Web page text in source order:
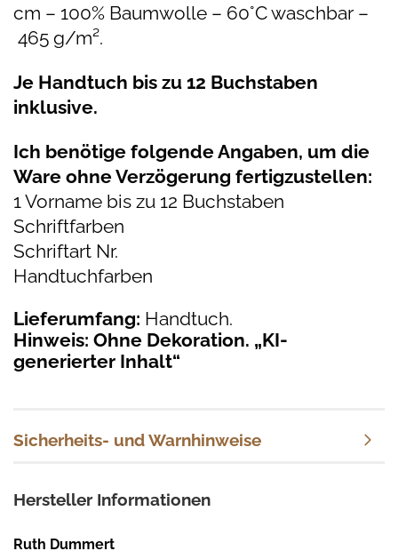
cm – 100% Baumwolle – 60°C waschbar –
465 g/m².
Je Handtuch bis zu 12 Buchstaben
inklusive.
Ich benötige folgende Angaben, um die
Ware ohne Verzögerung fertigzustellen:
1 Vorname bis zu 12 Buchstaben
Schriftfarben
Schriftart Nr.
Handtuchfarben
Lieferumfang: Handtuch.
Hinweis: Ohne Dekoration. „KI-
generierter Inhalt“
Sicherheits- und Warnhinweise
Hersteller Informationen
Ruth Dummert